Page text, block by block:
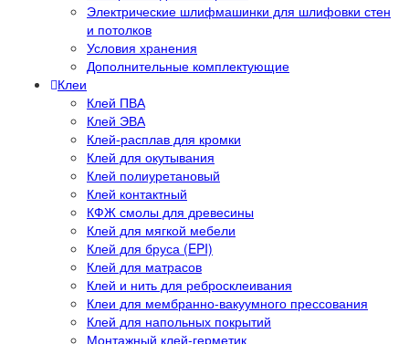
Электрические шлифмашинки для шлифовки стен
и потолков
Условия хранения
Дополнительные комплектующие
Клеи
Клей ПВА
Клей ЭВА
Клей-расплав для кромки
Клей для окутывания
Клей полиуретановый
Клей контактный
КФЖ смолы для древесины
Клей для мягкой мебели
Клей для бруса (EPI)
Клей для матрасов
Клей и нить для ребросклеивания
Клеи для мембранно-вакуумного прессования
Клей для напольных покрытий
Монтажный клей-герметик